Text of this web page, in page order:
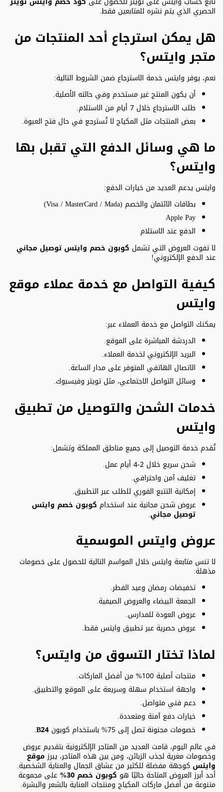
الحصري الذي يتم نشره للمتابعين فقط.
هل يمكن استرجاع أحد المنتجات من
متجر وايتس؟
نعم، يوفر وايتس خدمة الاسترجاع ضمن الشروط التالية:
أن يكون المنتج غير مستخدم وفي حالته الأصلية.
طلب الاسترجاع خلال 7 أيام من الاستلام.
بعض المنتجات مثل المكياج لا تُسترجع في حال فتح العبوة.
ما هي وسائل الدفع التي تقبل بها
وايتس؟
وايتس يدعم العديد من خيارات الدفع:
بطاقات الائتمان والخصم (Visa / MasterCard / Mada)
Apple Pay
الدفع عند الاستلام
لا تفوت العروض التي تشمل كوبون خصم وايتس توصيل مجاني
عند الدفع الإلكتروني!
كيفية التواصل مع خدمة عملاء موقع
وايتس
يمكنك التواصل مع خدمة العملاء عبر:
الدردشة المباشرة على الموقع.
البريد الإلكتروني لخدمة العملاء.
الاتصال الهاتفي المتوفر على مدار الساعة.
وسائل التواصل الاجتماعي، مثل تويتر وفيسبوك.
خدمات الشحن والتوصيل من تطبيق
وايتس
تُقدم خدمة التوصيل إلى جميع مناطق المملكة وتشمل:
شحن سريع خلال 2-4 أيام عمل.
تغليف آمن واحترافي.
إمكانية التتبع الفوري للطلب عبر التطبيق.
عروض شحن مجانية عند استخدام كوبون خصم وايتس
توصيل مجاني.
عروض وايتس الموسمية
لا تنس متابعة وايتس خلال المواسم التالية للحصول على خصومات
مذهلة:
تخفيضات رمضان وعيد الفطر.
الجمعة البيضاء والعروض الصيفية.
عروض العودة للمدارس.
عروض حصرية عبر تطبيق وايتس فقط.
لماذا تختار التسوق من وايتس؟
منتجات أصلية 100% من أفضل الماركات.
واجهة استخدام سهلة وسريعة على الموقع والتطبيق.
دعم فني متواصل.
خيارات دفع آمنة ومتعددة.
خصومات مجنونة تصل إلى 75% باستخدام كوبون
B24
.
في عالم اليوم، قامت العديد من المتاجر الإلكترونية بتقديم عروض
وخصومات مغرية لجذب الزبائن، ومن بين هذه المتاجر، يبرزموقع
وايتس كوجهة مفضلة للكثير من عشاق الجمال والعناية الشخصية.
أحد أبرز العروض المتاحة حاليًا هو كوبون خصم 30% على مجموعة
متنوعة من أفضل ماركات المكياج ومنتجات العناية بالشعر والبشرة.